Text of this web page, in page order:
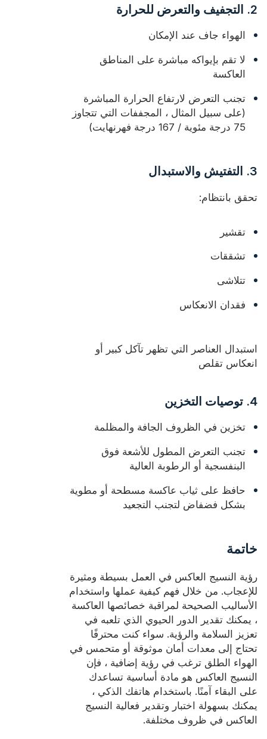
2. التجفيف والتعرض للحرارة
الهواء جاف عند الإمكان
لا تقم بإيواكه مباشرة على المناطق
العاكسة
تجنب التعرض لارتفاع الحرارة المباشرة
(على سبيل المثال ، المجففات التي تتجاوز
75 درجة مئوية / 167 درجة فهرنهايت)
3. التفتيش والاستبدال
تحقق بانتظام:
تقشير
تشققات
تتلاشى
فقدان الانعكاس
استبدال العناصر التي تظهر تآكل كبير أو
انعكاس تقلص
4. توصيات التخزين
تخزين في الظروف الجافة والمظلمة
تجنب التعرض المطول للأشعة فوق
البنفسجية أو الرطوبة العالية
حافظ على ثياب عاكسة مسطحة أو مطوية
بشكل فضفاض لتجنب التجعيد
خاتمة
رؤية النسيج العاكس في العمل بسيطة ومثيرة
للإعجاب. من خلال فهم كيفية عملها واستخدام
الأساليب الصحيحة لمراقبة خصائصها العاكسة
، يمكنك تقدير الدور الحيوي الذي تلعبه في
تعزيز السلامة والرؤية. سواء كنت محترفًا
تحتاج إلى معدات أمان موثوقة أو متحمس في
الهواء الطلق ترغب في رؤية إضافية ، فإن
النسيج العاكس هو مادة أساسية تساعدك
على البقاء آمنًا. باستخدام هاتفك الذكي ،
يمكنك بسهولة اختبار وتقدير فعالية النسيج
العاكس في ظروف مختلفة.